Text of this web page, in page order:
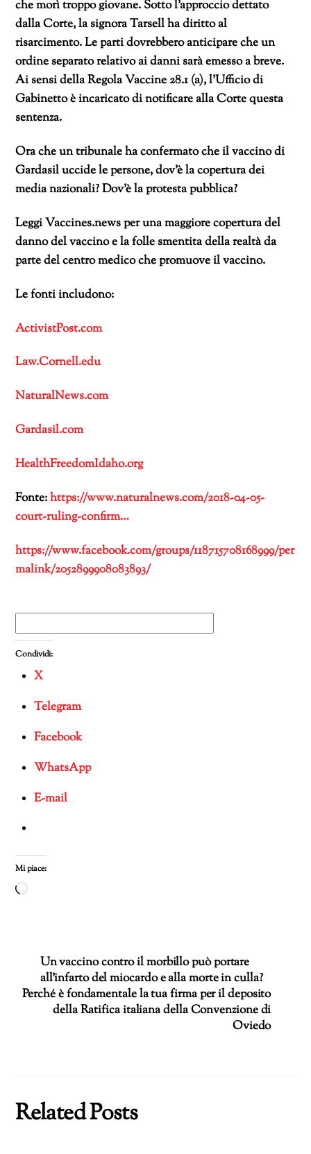
che morì troppo giovane. Sotto l’approccio dettato
dalla Corte, la signora Tarsell ha diritto al
risarcimento. Le parti dovrebbero anticipare che un
ordine separato relativo ai danni sarà emesso a breve.
Ai sensi della Regola Vaccine 28.1 (a), l’Ufficio di
Gabinetto è incaricato di notificare alla Corte questa
sentenza.
Ora che un tribunale ha confermato che il vaccino di
Gardasil uccide le persone, dov’è la copertura dei
media nazionali? Dov’è la protesta pubblica?
Leggi Vaccines.news per una maggiore copertura del
danno del vaccino e la folle smentita della realtà da
parte del centro medico che promuove il vaccino.
Le fonti includono:
ActivistPost.com
Law.Cornell.edu
NaturalNews.com
Gardasil.com
HealthFreedomIdaho.org
Fonte:https://www.naturalnews.com/2018-04-05-
court-ruling-confirm…
https://www.facebook.com/groups/118715708168999/per
malink/2052899908083893/
Condividi:
X
Telegram
Facebook
WhatsApp
E-mail
Mi piace:
Caricamento
Un vaccino contro il morbillo può portare
all’infarto del miocardo e alla morte in culla?
Perché è fondamentale la tua firma per il deposito
della Ratifica italiana della Convenzione di
Oviedo
Related Posts